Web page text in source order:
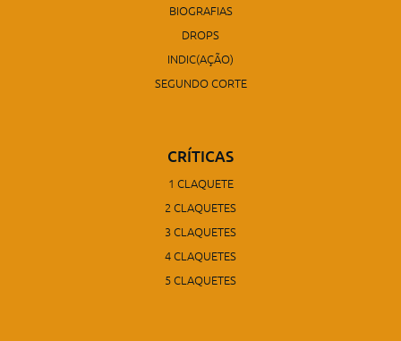
BIOGRAFIAS
DROPS
INDIC(AÇÃO)
SEGUNDO CORTE
CRÍTICAS
1 CLAQUETE
2 CLAQUETES
3 CLAQUETES
4 CLAQUETES
5 CLAQUETES